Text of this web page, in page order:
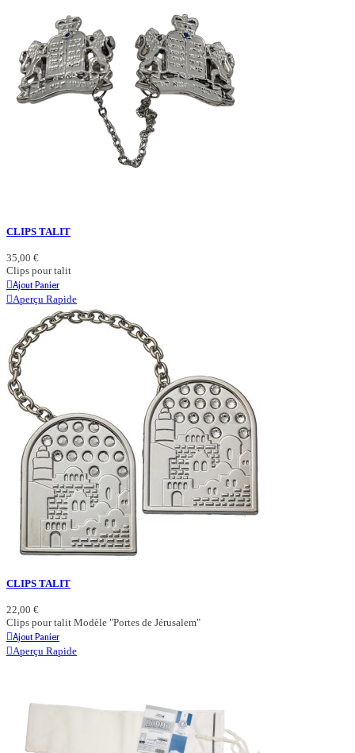
CLIPS TALIT
35,00 €
Clips pour talit
Ajout Panier
Aperçu Rapide
CLIPS TALIT
22,00 €
Clips pour talit Modèle "Portes de Jérusalem"
Ajout Panier
Aperçu Rapide